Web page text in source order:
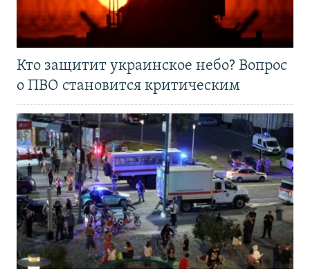
Кто защитит украинское небо? Вопрос
о ПВО становится критическим